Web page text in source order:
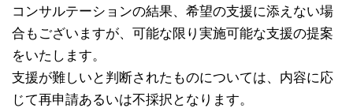
コンサルテーションの結果、希望の支援に添えない場
合もございますが、可能な限り実施可能な支援の提案
をいたします。
支援が難しいと判断されたものについては、内容に応
じて再申請あるいは不採択となります。